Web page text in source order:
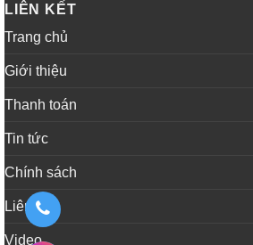
LIÊN KẾT
Trang chủ
Giới thiệu
Thanh toán
Tin tức
Chính sách
Liên hệ
Video